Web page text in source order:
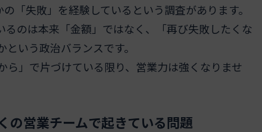
「失敗」を経験しているという調査があります。
のは本来「金額」ではなく、「再び失敗したくな
いう政治バランスです。
」で片づけている限り、営業力は強くなりませ
の営業チームで起きている問題